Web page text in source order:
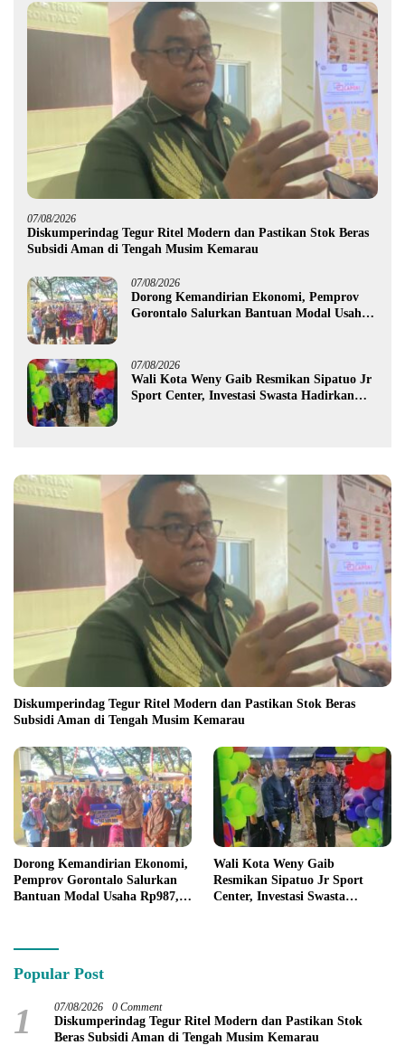
07/08/2026
Diskumperindag Tegur Ritel Modern dan Pastikan Stok Beras
Subsidi Aman di Tengah Musim Kemarau
07/08/2026
Dorong Kemandirian Ekonomi, Pemprov
Gorontalo Salurkan Bantuan Modal Usaha
07/08/2026
Wali Kota Weny Gaib Resmikan Sipatuo Jr
Sport Center, Investasi Swasta Hadirkan
Diskumperindag Tegur Ritel Modern dan Pastikan Stok Beras
Subsidi Aman di Tengah Musim Kemarau
Dorong Kemandirian Ekonomi,
Pemprov Gorontalo Salurkan
Bantuan Modal Usaha Rp987,5
Wali Kota Weny Gaib
Resmikan Sipatuo Jr Sport
Center, Investasi Swasta
Popular Post
1 07/08/2026 0 Comment
Diskumperindag Tegur Ritel Modern dan Pastikan Stok
Beras Subsidi Aman di Tengah Musim Kemarau